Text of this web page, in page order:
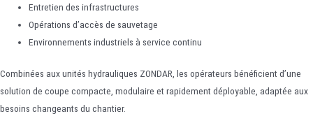
Entretien des infrastructures
Opérations d’accès de sauvetage
Environnements industriels à service continu
Combinées aux unités hydrauliques ZONDAR, les opérateurs bénéficient d’une
solution de coupe compacte, modulaire et rapidement déployable, adaptée aux
besoins changeants du chantier.